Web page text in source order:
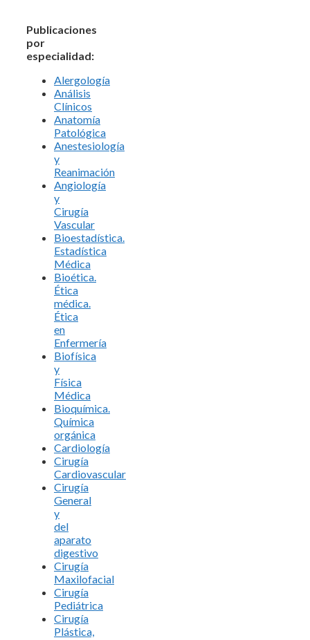
Publicaciones
por
especialidad:
Alergología
Análisis
Clínicos
Anatomía
Patológica
Anestesiología
y
Reanimación
Angiología
y
Cirugía
Vascular
Bioestadística.
Estadística
Médica
Bioética.
Ética
médica.
Ética
en
Enfermería
Biofísica
y
Física
Médica
Bioquímica.
Química
orgánica
Cardiología
Cirugía
Cardiovascular
Cirugía
General
y
del
aparato
digestivo
Cirugía
Maxilofacial
Cirugía
Pediátrica
Cirugía
Plástica,